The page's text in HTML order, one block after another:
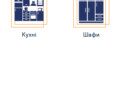
Кухні Шафи